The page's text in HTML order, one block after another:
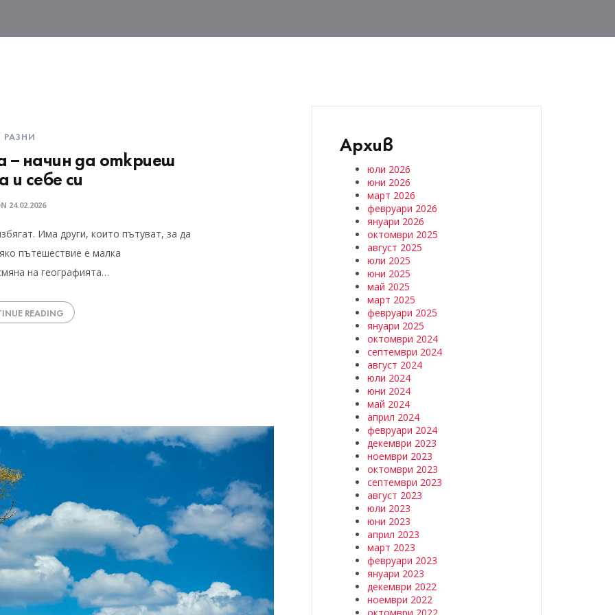
РАЗНИ
начин да откриеш
и себе си
24.02.2026
Има други, които пътуват, за да
пътешествие е малка
на географията…
READING
Архив
юли 2026
юни 2026
март 2026
февруари 2026
януари 2026
октомври 2025
август 2025
юли 2025
юни 2025
май 2025
март 2025
февруари 2025
януари 2025
октомври 2024
септември 2024
август 2024
юли 2024
юни 2024
май 2024
април 2024
февруари 2024
декември 2023
ноември 2023
октомври 2023
септември 2023
август 2023
юли 2023
юни 2023
април 2023
март 2023
февруари 2023
януари 2023
декември 2022
ноември 2022